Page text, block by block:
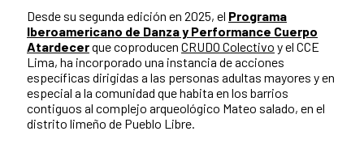
Desde su segunda edición en 2025, el Programa
Iberoamericano de Danza y Performance Cuerpo
Atardecerque coproducen CRUDO Colectivo y el CCE
Lima, ha incorporado una instancia de acciones
específicas dirigidas a las personas adultas mayores y en
especial a la comunidad que habita en los barrios
contiguos al complejo arqueológico Mateo salado, en el
distrito limeño de Pueblo Libre.